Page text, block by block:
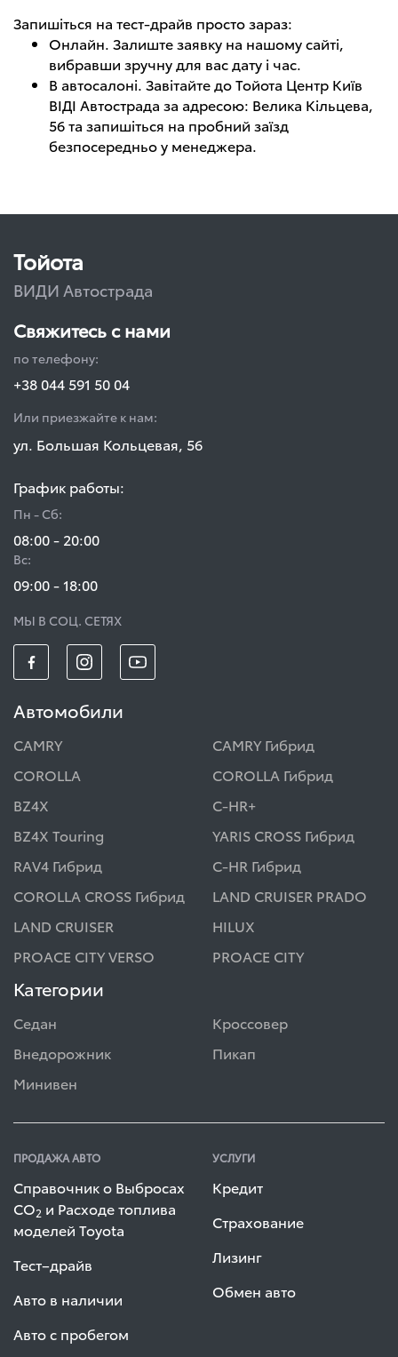
Запишіться на тест-драйв просто зараз:
Онлайн. Залиште заявку на нашому сайті,
вибравши зручну для вас дату і час.
В автосалоні. Завітайте до Тойота Центр Київ
ВІДІ Автострада за адресою: Велика Кільцева,
56 та запишіться на пробний заїзд
безпосередньо у менеджера.
Тойота
ВИДИ Автострада
Свяжитесь с нами
по телефону:
+38 044 591 50 04
Или приезжайте к нам:
ул. Большая Кольцевая, 56
График работы:
Пн - Сб:
08:00 - 20:00
Вс:
09:00 - 18:00
МЫ В СОЦ. СЕТЯХ
Автомобили
CAMRY
CAMRY Гибрид
COROLLA
COROLLA Гибрид
BZ4X
C-HR+
BZ4X Touring
YARIS CROSS Гибрид
RAV4 Гибрид
C-HR Гибрид
COROLLA CROSS Гибрид
LAND CRUISER PRADO
LAND CRUISER
HILUX
PROACE CITY VERSO
PROACE CITY
Категории
Седан
Кроссовер
Внедорожник
Пикап
Минивен
ПРОДАЖА АВТО
Справочник о Выбросах
СО2 и Расходе топлива
моделей Toyota
Тест–драйв
Авто в наличии
Авто с пробегом
УСЛУГИ
Кредит
Страхование
Лизинг
Обмен авто